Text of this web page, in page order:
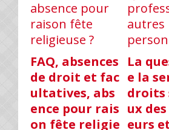
FAQ, absences
de droit et fac
ultatives, abs
ence pour rais
on fête religie
La
e la
droits
ux
eurs